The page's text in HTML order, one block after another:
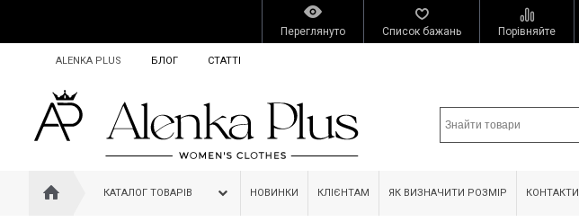
Переглянуто Список бажань Порівняйте
ALENKA PLUS БЛОГ СТАТТІ
КАТАЛОГ ТОВАРІВ НОВИНКИ КЛІЄНТАМ ЯК ВИЗНАЧИТИ РОЗМІР КОНТАКТИ